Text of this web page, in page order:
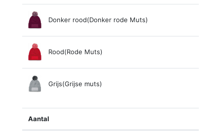
Donker rood(Donker rode Muts)
Rood(Rode Muts)
Grijs(Grijse muts)
Aantal